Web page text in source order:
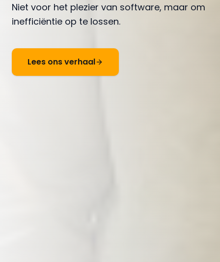
Niet voor het plezier van software, maar om
inefficiëntie op te lossen.
Lees ons verhaal